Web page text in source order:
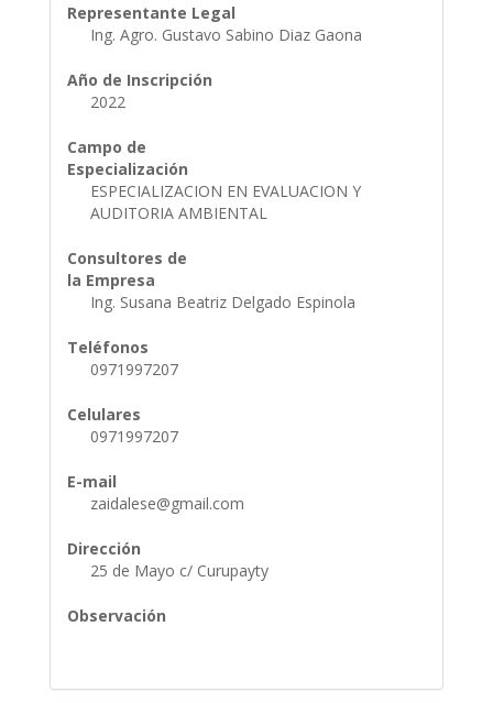
Representante Legal
Ing. Agro. Gustavo Sabino Diaz Gaona
Año de Inscripción
2022
Campo de
Especialización
ESPECIALIZACION EN EVALUACION Y
AUDITORIA AMBIENTAL
Consultores de
la Empresa
Ing. Susana Beatriz Delgado Espinola
Teléfonos
0971997207
Celulares
0971997207
E-mail
zaidalese@gmail.com
Dirección
25 de Mayo c/ Curupayty
Observación